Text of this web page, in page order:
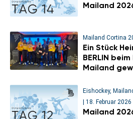
Mailand
Mailand Cortina
Ein Stück
BERLIN
Mailand
Eishockey,
18. Februar 2026
Mailand